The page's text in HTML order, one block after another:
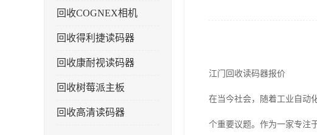
回收COGNEX相机
回收得利捷读码器
回收康耐视读码器
回收树莓派主板
回收高清读码器
江门回收读码器报价
在当今社会，随着工业自动
个重要议题。作为一家专注